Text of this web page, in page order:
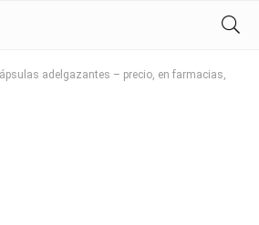
adelgazantes – precio, en farmacias,